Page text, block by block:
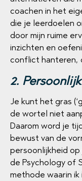
coachen in het
die je leerdoelen
door mijn ruime
inzichten en
conflict hanteren,
2.
Je kunt het gras
de wortel niet
Daarom word je
bewust van de
persoonlijkheid
de Psychology of
methode waarin